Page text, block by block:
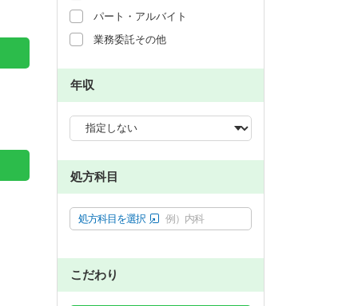
パート・アルバイト
業務委託その他
年収
処方科目
処方科目を選択 例）内科
こだわり